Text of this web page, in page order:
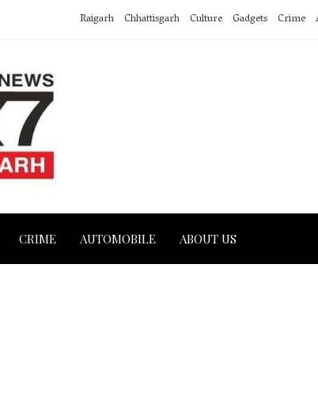
Raigarh Chhattisgarh Culture Gadgets Crime
CRIME AUTOMOBILE ABOUT US